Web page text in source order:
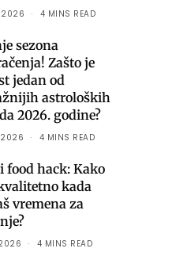
4 MINS READ
sezona
Zašto je
jedan od
astroloških
2026. godine?
4 MINS READ
food hack: Kako
kada
vremena za
4 MINS READ